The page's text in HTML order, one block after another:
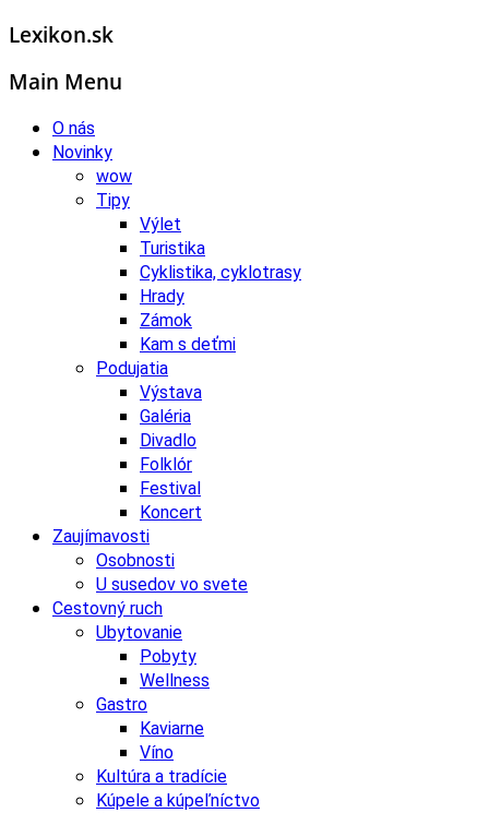
Lexikon.sk
Main Menu
O nás
Novinky
wow
Tipy
Výlet
Turistika
Cyklistika, cyklotrasy
Hrady
Zámok
Kam s deťmi
Podujatia
Výstava
Galéria
Divadlo
Folklór
Festival
Koncert
Zaujímavosti
Osobnosti
U susedov vo svete
Cestovný ruch
Ubytovanie
Pobyty
Wellness
Gastro
Kaviarne
Víno
Kultúra a tradície
Kúpele a kúpeľníctvo